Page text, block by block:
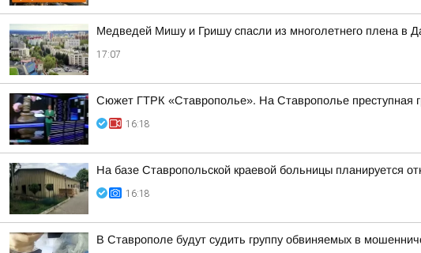
Медведей Мишу и Гришу спасли из многолетнего плена в
17:07
Сюжет ГТРК «Ставрополье». На Ставрополье преступная
16:18
На базе Ставропольской краевой больницы планируется
16:18
В Ставрополе будут судить группу обвиняемых в